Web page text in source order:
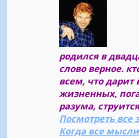
родился в
слово верное.
всем, что
жизненных,
разума,
Посмотреть все
Когда все